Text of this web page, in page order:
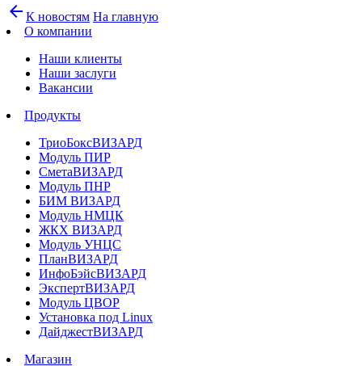
arrow_back К новостям На главную
О компании
Наши клиенты
Наши заслуги
Вакансии
Продукты
ТриоБоксВИЗАРД
Модуль ПИР
СметаВИЗАРД
Модуль ПНР
БИМ ВИЗАРД
Модуль НМЦК
ЖКХ ВИЗАРД
Модуль УНЦС
ПланВИЗАРД
ИнфоБэйсВИЗАРД
ЭкспертВИЗАРД
Модуль ЦВОР
Установка под Linux
ДайджестВИЗАРД
Магазин